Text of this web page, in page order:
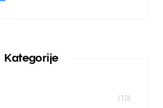
Kategorije
(10)